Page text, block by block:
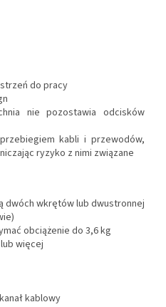
do pracy
nie pozostawia odcisków
kabli i przewodów,
ryzyko z nimi związane
dwóch wkrętów lub dwustronnej
obciążenie do 3,6 kg
więcej
kablowy